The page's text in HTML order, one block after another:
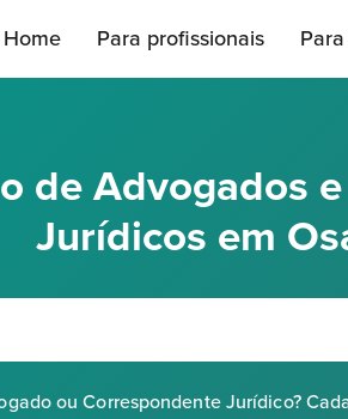
Home Para profissionais
de Advogados
Jurídicos em
ou Correspondente Jurídico?